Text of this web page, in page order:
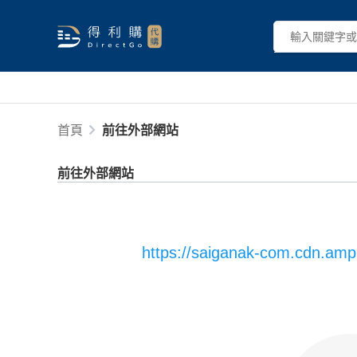
首頁 前往外部網站
前往外部網站
https://saiganak-